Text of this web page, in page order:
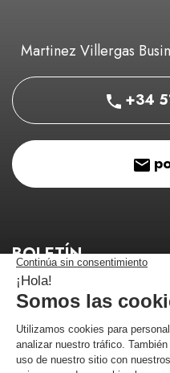
Martinez Villergas
+34
BOLETÍN
¡Manténgase informado
¡Me